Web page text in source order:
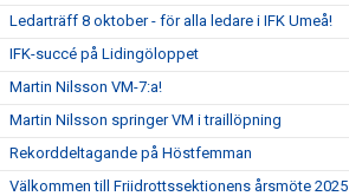
Ledarträff 8 oktober - för alla ledare i IFK Umeå!
IFK-succé på Lidingöloppet
Martin Nilsson VM-7:a!
Martin Nilsson springer VM i traillöpning
Rekorddeltagande på Höstfemman
Välkommen till Friidrottssektionens årsmöte 2025